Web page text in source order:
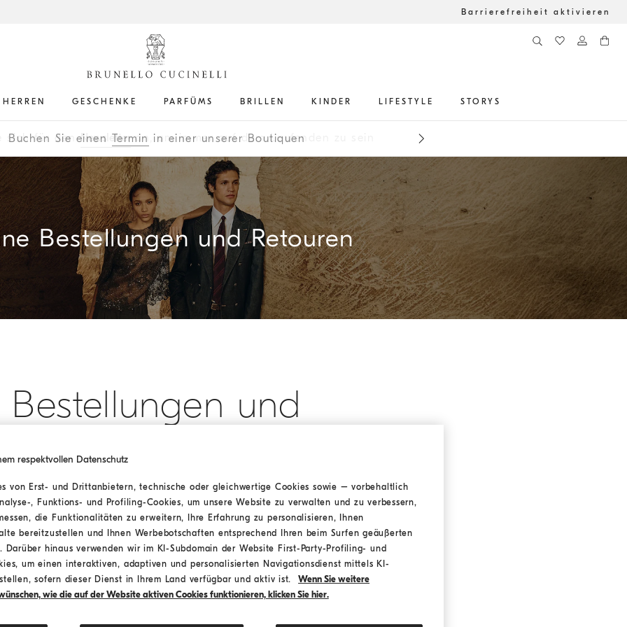
Barrierefreiheit aktivieren
HERREN GESCHENKE PARFÜMS BRILLEN KINDER LIFESTYLE STORYS
Buchen Sie einen Termin in einer unserer Boutiquen
sich für denNewsletteran, um immer auf dem Laufenden zu sein
Bestellungen und Retouren
Bestellungen und
Um Ihre Bestellungen und Retouren anzusehen und um Ihr
auszuüben, füllen Sie bitte die nachstehenden Felder
aus.
Die mit (*) markierten Felder sind Pflichtfelder
respektvollen Datenschutz
von Erst- und Drittanbietern, technische oder gleichwertige Cookies sowie – vorbehaltlich
, Funktions- und Profiling-Cookies, um unsere Website zu verwalten und zu verbessern,
die Funktionalitäten zu erweitern, Ihre Erfahrung zu personalisieren, Ihnen
bereitzustellen und Ihnen Werbebotschaften entsprechend Ihren beim Surfen geäußerten
Darüber hinaus verwenden wir im KI-Subdomain der Website First-Party-Profiling- und
um einen interaktiven, adaptiven und personalisierten Navigationsdienst mittels KI-
sofern dieser Dienst in Ihrem Land verfügbar und aktiv ist.
Wenn Sie weitere
wie die auf der Website aktiven Cookies funktionieren, klicken Sie hier.